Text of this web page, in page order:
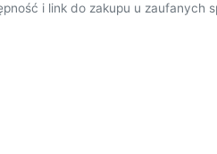
i link do zakupu u zaufanych